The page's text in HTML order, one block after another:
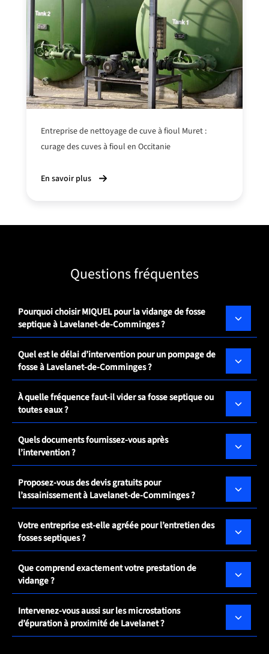
Entreprise de nettoyage de cuve à fioul Muret :
curage des cuves à fioul en Occitanie
En savoir plus
Questions fréquentes
Pourquoi choisir MIQUEL pour la vidange de fosse
septique à Lavelanet-de-Comminges ?
Quel est le délai d’intervention pour un pompage de
fosse à Lavelanet-de-Comminges ?
À quelle fréquence faut-il vider sa fosse septique ou
toutes eaux ?
Quels documents fournissez-vous après
l’intervention ?
Proposez-vous des devis gratuits pour
l’assainissement à Lavelanet-de-Comminges ?
Votre entreprise est-elle agréée pour l’entretien des
fosses septiques ?
Que comprend exactement votre prestation de
vidange ?
Intervenez-vous aussi sur les microstations
d’épuration à proximité de Lavelanet ?